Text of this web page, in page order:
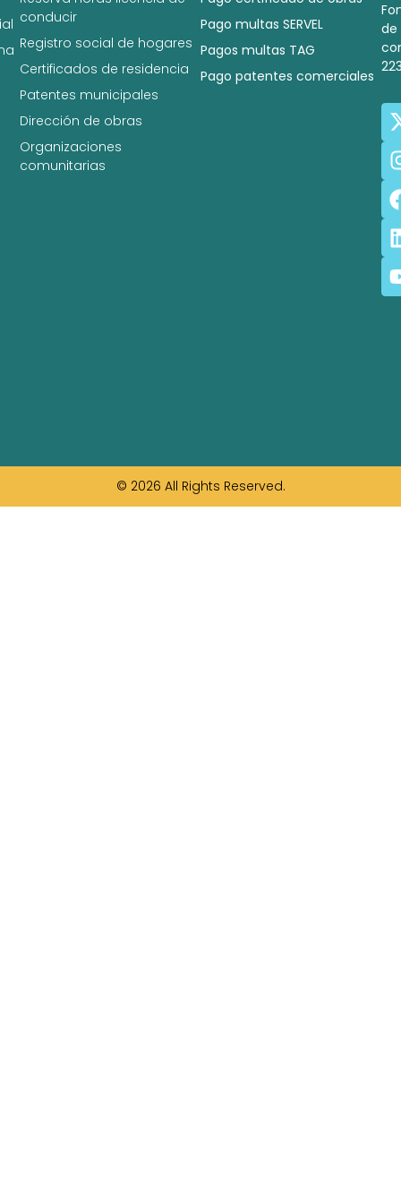
Pago multas SERVEL
Pagos multas TAG
Pago patentes comerciales
conducir
Registro social de hogares
Certificados de residencia
Patentes municipales
Dirección de obras
Organizaciones
comunitarias
de
© 2026 All Rights Reserved.